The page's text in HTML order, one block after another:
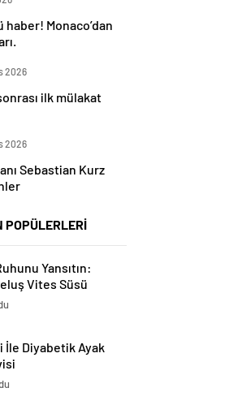
haber! Monaco’dan
2026
ilk mülakat
2026
Sebastian Kurz
POPÜLERLERİ
Yansıtın:
Vites Süsü
İle Diyabetik Ayak